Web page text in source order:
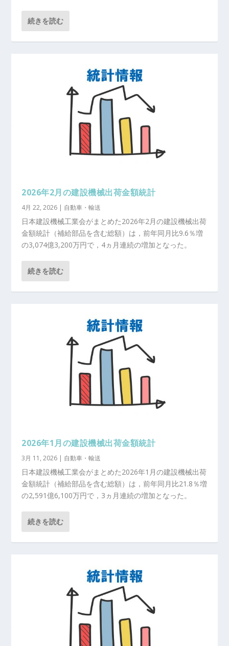
続きを読む
2026年2月の建設機械出荷金額統計
4月 22, 2026 | 自動車・輸送
日本建設機械工業会がまとめた2026年2月の建設機械出荷
金額統計（補給部品を含む総額）は，前年同月比9.6％増
の3,074億3,200万円で，4ヵ月連続の増加となった。
続きを読む
2026年1月の建設機械出荷金額統計
3月 11, 2026 | 自動車・輸送
日本建設機械工業会がまとめた2026年1月の建設機械出荷
金額統計（補給部品を含む総額）は，前年同月比21.8％増
の2,591億6,100万円で，3ヵ月連続の増加となった。
続きを読む